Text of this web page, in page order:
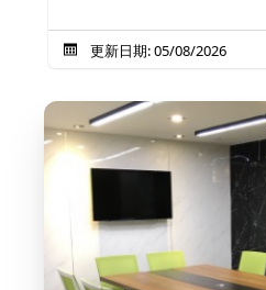
更新日期: 05/08/2026